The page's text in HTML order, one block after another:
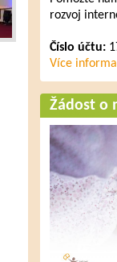
rozvoj
Číslo účtu:
Více
Žádost o